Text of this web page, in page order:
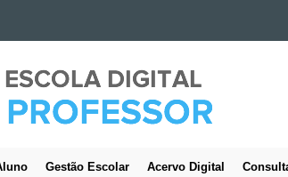
Gestão Escolar Acervo Digital